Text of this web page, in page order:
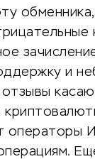
и
операторы